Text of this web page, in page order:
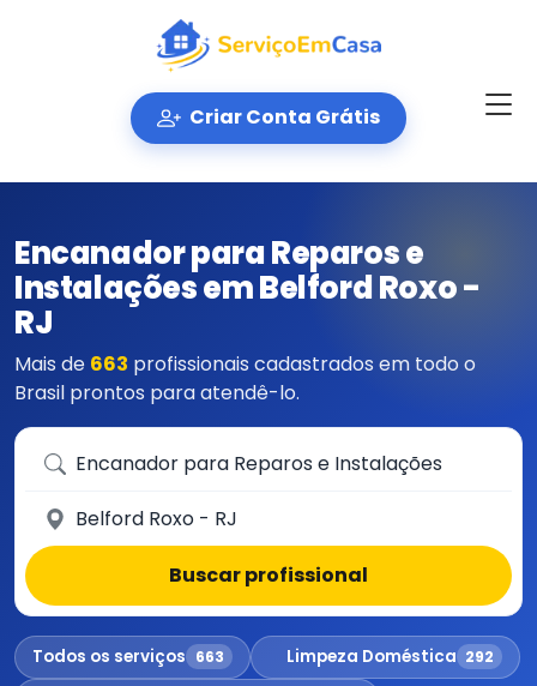
Criar Conta Grátis
Encanador para Reparos e
Instalações em Belford Roxo -
RJ
Mais de 663 profissionais cadastrados em todo o
Brasil prontos para atendê-lo.
Que serviço você precisa?
Em qual cidade?
Buscar profissional
Todos os serviços 663 Limpeza Doméstica 292